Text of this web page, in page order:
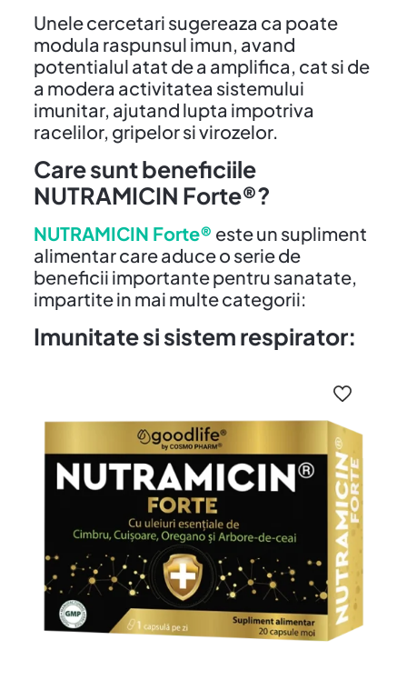
Unele cercetari sugereaza ca poate
modula raspunsul imun, avand
potentialul atat de a amplifica, cat si de
a modera activitatea sistemului
imunitar, ajutand lupta impotriva
racelilor, gripelor si virozelor.
Care sunt beneficiile
NUTRAMICIN Forte®?
NUTRAMICIN Forte® este un supliment
alimentar care aduce o serie de
beneficii importante pentru sanatate,
impartite in mai multe categorii:
Imunitate si sistem respirator: